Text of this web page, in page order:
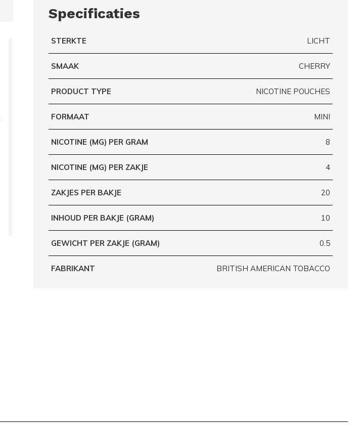
Specificaties
STERKTE LICHT
SMAAK CHERRY
PRODUCT TYPE NICOTINE POUCHES
FORMAAT MINI
NICOTINE (MG) PER GRAM 8
NICOTINE (MG) PER ZAKJE 4
ZAKJES PER BAKJE 20
INHOUD PER BAKJE (GRAM) 10
GEWICHT PER ZAKJE (GRAM) 0.5
FABRIKANT BRITISH AMERICAN TOBACCO